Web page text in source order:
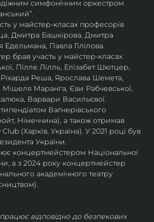
симфонічним оркестром
у майстер-класах професорів
Дмитра Башкірова, Дмитра
Едельмана, Павла Гілілова.
брав участь у майстер-класах
Пілле Лілль, Елізабет Шютцер,
Ріхарда Реша, Ярослава Шемета,
Мішеля Маранга, Єви Рабчевської,
Варвари Васильєвої.
Ваґнерівського
Німеччина), а також отримав
(Харків, Україна). У 2021 році був
України.
концертмейстером Національної
а з 2024 року концертмейстер
академічного театру
відповідно до безпекових